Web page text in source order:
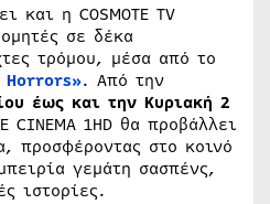
και η COSMOTE TV
σε δέκα
τρόμου, μέσα από το
Horrors». Από την
έως και την Κυριακή 2
CINEMA 1HD θα προβάλλει
προσφέροντας στο κοινό
γεμάτη σασπένς,
ιστορίες.